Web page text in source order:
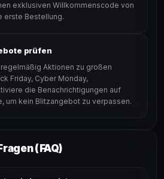
exklusiven Willkommenscode von
erste Bestellung.
prüfen
Aktionen zu großen
Friday, Cyber Monday,
die Benachrichtigungen auf
um kein Blitzangebot zu verpassen.
(FAQ)